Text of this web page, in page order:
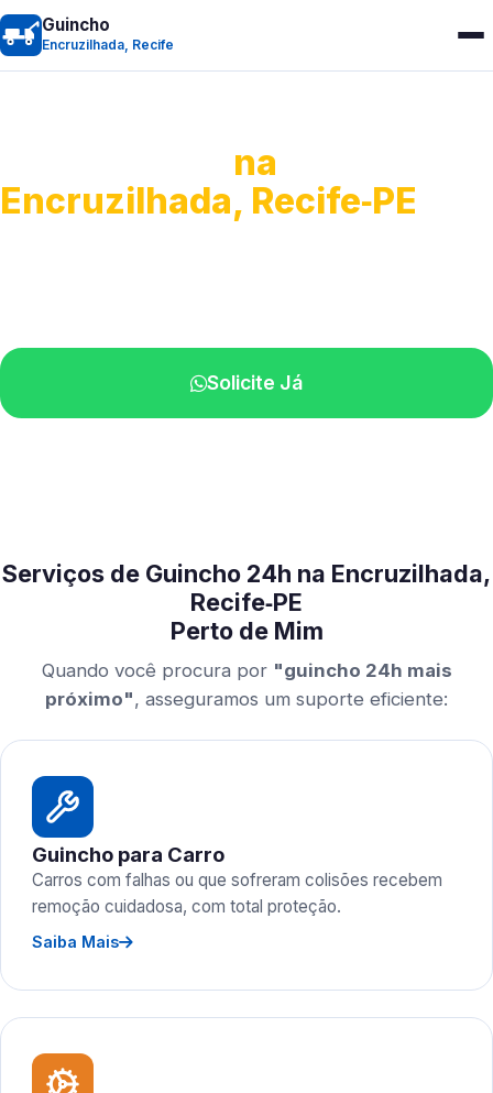
Guincho
Encruzilhada, Recife
na
Encruzilhada, Recife‑PE
Solicite Já
Serviços de Guincho 24h na Encruzilhada,
Recife‑PE
Perto de Mim
Quando você procura por "guincho 24h mais
próximo", asseguramos um suporte eficiente:
Guincho para Carro
Carros com falhas ou que sofreram colisões recebem
remoção cuidadosa, com total proteção.
Saiba Mais